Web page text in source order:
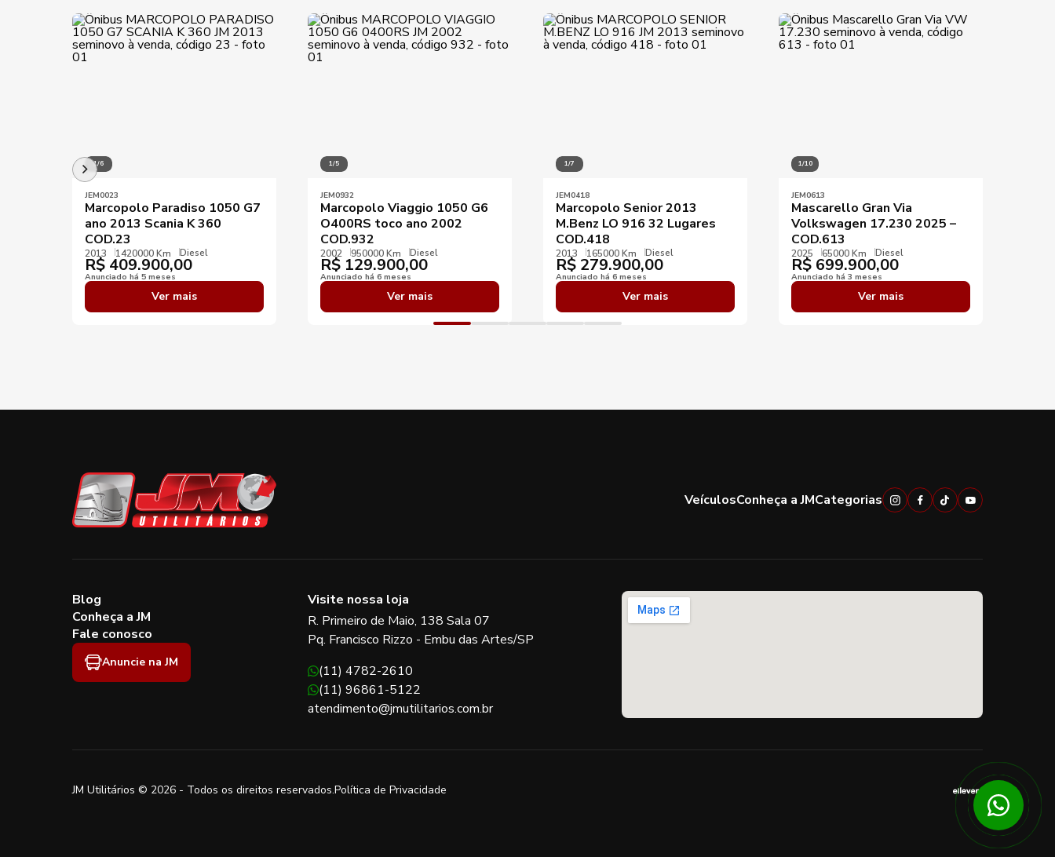
1/6
JEM0023
Marcopolo Paradiso 1050 G7
ano 2013 Scania K 360
COD.23
2013 1420000 Km Diesel
R$ 409.900,00
Anunciado há 5 meses
Ver mais
1/5
JEM0932
Marcopolo Viaggio 1050 G6
O400RS toco ano 2002
COD.932
2002 950000 Km Diesel
R$ 129.900,00
Anunciado há 6 meses
Ver mais
1/7
JEM0418
Marcopolo Senior 2013
M.Benz LO 916 32 Lugares
COD.418
2013 165000 Km Diesel
R$ 279.900,00
Anunciado há 6 meses
Ver mais
1/10
JEM0613
Mascarello Gran Via
Volkswagen 17.230 2025 –
COD.613
2025 65000 Km Diesel
R$ 699.900,00
Anunciado há 3 meses
Ver mais
VeículosConheça a JMCategorias
Blog
Conheça a JM
Fale conosco
Anuncie na JM
Visite nossa loja
R. Primeiro de Maio, 138 Sala 07
Pq. Francisco Rizzo - Embu das Artes/SP
(11) 4782-2610
(11) 96861-5122
atendimento@jmutilitarios.com.br
JM Utilitários © 2026 - Todos os direitos reservados.Política de Privacidade